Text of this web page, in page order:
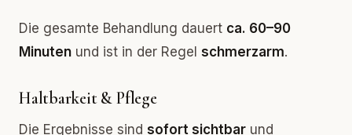
Die gesamte Behandlung dauert ca. 60–90
Minuten und ist in der Regel schmerzarm.
Haltbarkeit & Pflege
Die Ergebnisse sind sofort sichtbar und